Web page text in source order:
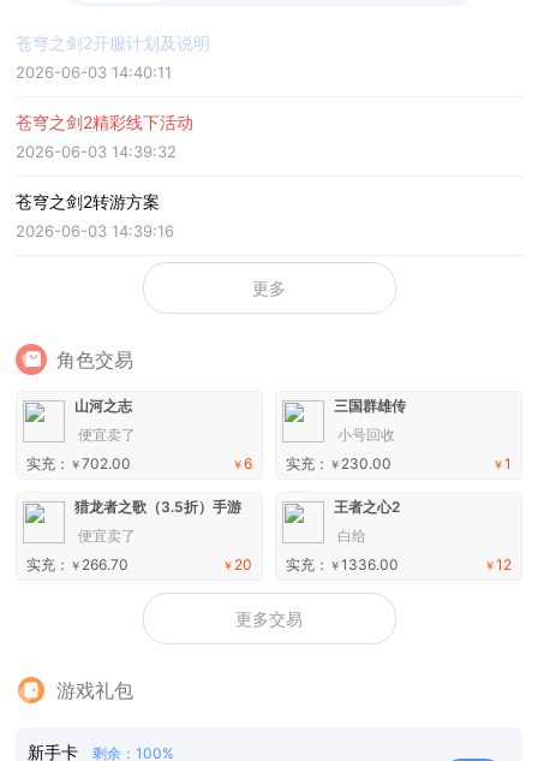
苍穹之剑2开服计划及说明
2026-06-03 14:40:11
苍穹之剑2精彩线下活动
2026-06-03 14:39:32
苍穹之剑2转游方案
2026-06-03 14:39:16
更多
角色交易
山河之志
便宜卖了
￥6
实充： ￥702.00
三国群雄传
小号回收
￥1
实充： ￥ 230.00
猎龙者之歌（3.5折）手游
便宜卖了
￥ 20
实充： ￥ 266.70
王者之心2
白给
￥12
实充： ￥1336.00
更多交易
游戏礼包
新手卡
剩余：100%